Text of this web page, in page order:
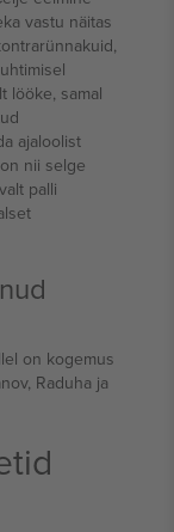
vastu näitas
lööke, samal
ajaloolist
nii selge
palli
on kogemus
Raduha ja